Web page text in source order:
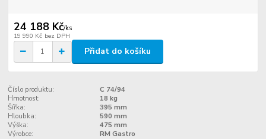
24 188 Kč/ks
19 990 Kč bez DPH
Přidat do košíku
Číslo produktu:
C 74/94
Hmotnost:
18 kg
Šířka:
395 mm
Hloubka:
590 mm
Výška:
475 mm
Výrobce:
RM Gastro